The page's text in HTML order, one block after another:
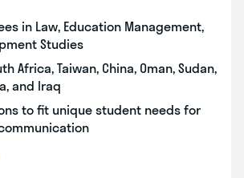
in Law, Education Management,
Studies
Africa, Taiwan, China, Oman, Sudan,
and Iraq
to fit unique student needs for